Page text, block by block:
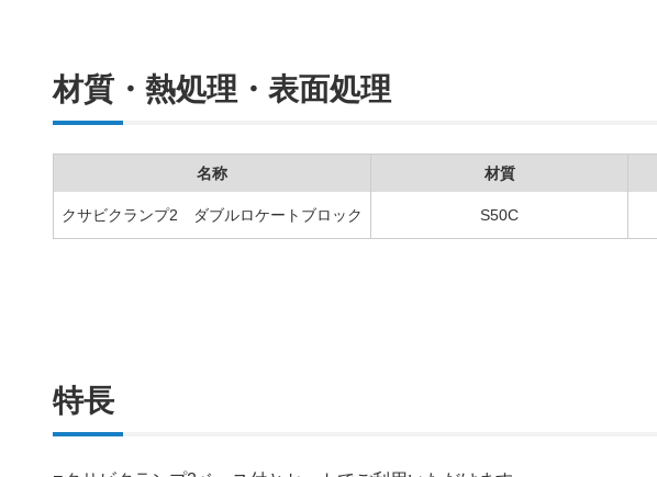
材質・熱処理・表面処理
名称 材質
クサビクランプ2 ダブルロケートブロック S50C
特長